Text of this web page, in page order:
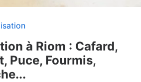
à Riom : Cafard,
Puce, Fourmis,